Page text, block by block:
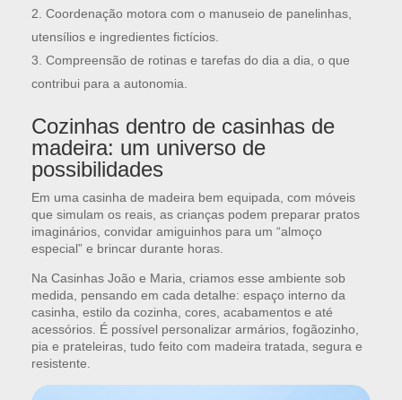
Coordenação motora com o manuseio de panelinhas,
utensílios e ingredientes fictícios.
Compreensão de rotinas e tarefas do dia a dia, o que
contribui para a autonomia.
Cozinhas dentro de casinhas de
madeira: um universo de
possibilidades
Em uma casinha de madeira bem equipada, com móveis
que simulam os reais, as crianças podem preparar pratos
imaginários, convidar amiguinhos para um “almoço
especial” e brincar durante horas.
Na Casinhas João e Maria, criamos esse ambiente sob
medida, pensando em cada detalhe: espaço interno da
casinha, estilo da cozinha, cores, acabamentos e até
acessórios. É possível personalizar armários, fogãozinho,
pia e prateleiras, tudo feito com madeira tratada, segura e
resistente.